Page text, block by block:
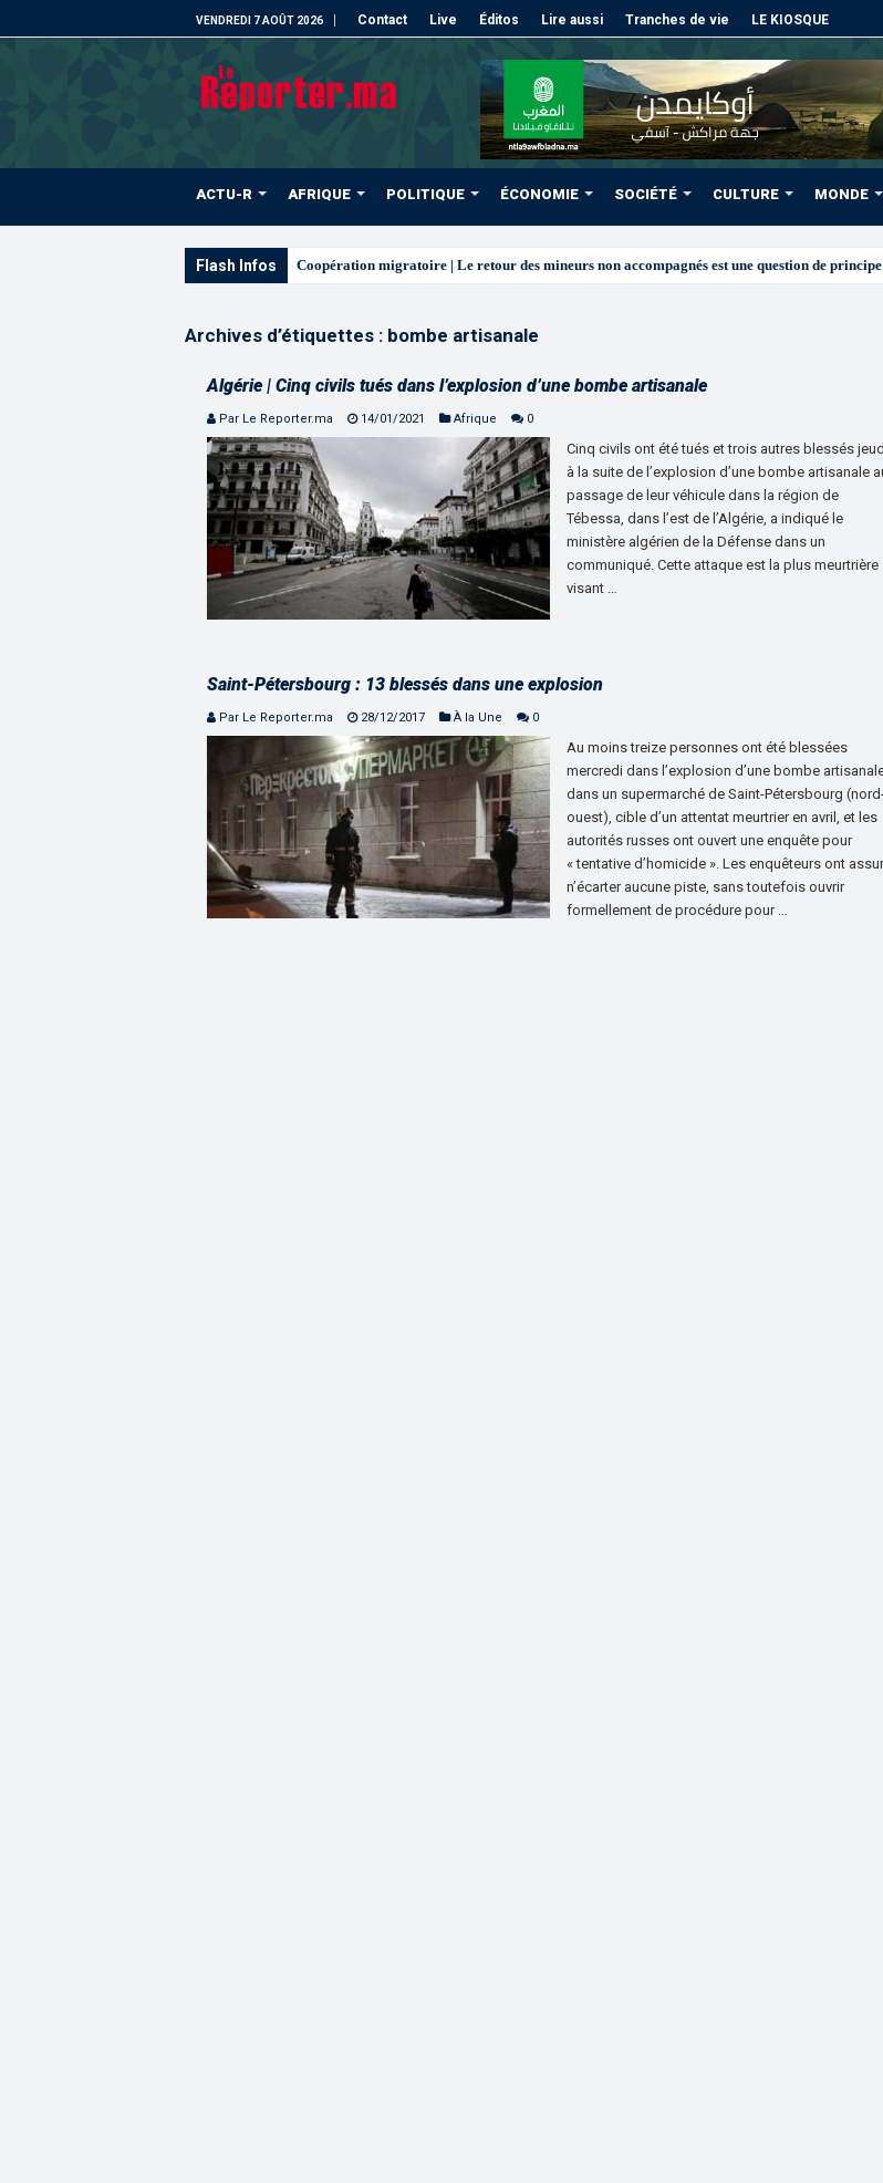
VENDREDI 7 AOÛT 2026 Contact Live Éditos Lire aussi Tranches de vie LE KIOSQUE
ACTU-R AFRIQUE POLITIQUE ÉCONOMIE SOCIÉTÉ CULTURE MONDE
Flash Infos
Archives d’étiquettes : bombe artisanale
Algérie | Cinq civils tués dans l’explosion d’une bombe artisanale
Par Le Reporter.ma 14/01/2021 Afrique 0
Cinq civils ont été tués et trois autres blessés
à la suite de l’explosion d’une bombe artisanale
passage de leur véhicule dans la région de
Tébessa, dans l’est de l’Algérie, a indiqué le
ministère algérien de la Défense dans un
communiqué. Cette attaque est la plus meurtrière
visant …
Saint-Pétersbourg : 13 blessés dans une explosion
Par Le Reporter.ma 28/12/2017 À la Une 0
Au moins treize personnes ont été blessées
mercredi dans l’explosion d’une bombe
dans un supermarché de Saint-Pétersbourg
ouest), cible d’un attentat meurtrier en avril, et les
autorités russes ont ouvert une enquête pour
« tentative d’homicide ». Les enquêteurs ont
n’écarter aucune piste, sans toutefois ouvrir
formellement de procédure pour …